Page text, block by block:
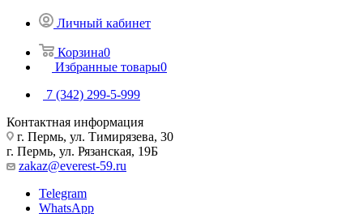
Личный кабинет
Корзина0
Избранные товары0
7 (342) 299-5-999
Контактная информация
г. Пермь, ул. Тимирязева, 30
г. Пермь, ул. Рязанская, 19Б
zakaz@everest-59.ru
Telegram
WhatsApp